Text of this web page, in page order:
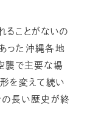
ることがないの
った沖縄各地
襲で主要な場
を変えて続い
の長い歴史が終